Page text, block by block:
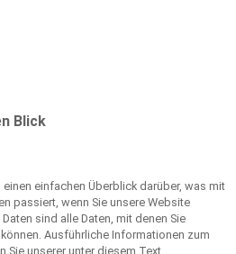
Blick
einfachen Überblick darüber, was mit
passiert, wenn Sie unsere Website
sind alle Daten, mit denen Sie
Ausführliche Informationen zum
Sie unserer unter diesem Text